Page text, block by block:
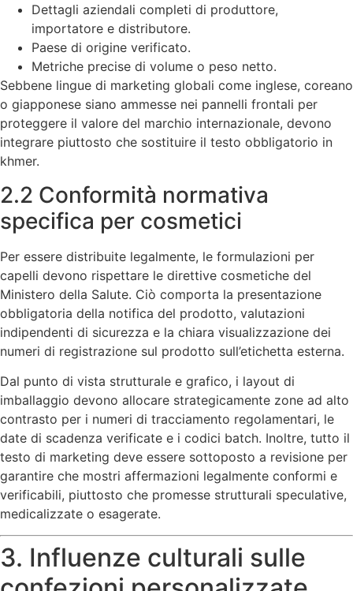
Dettagli aziendali completi di produttore,
importatore e distributore.
Paese di origine verificato.
Metriche precise di volume o peso netto.
Sebbene lingue di marketing globali come inglese, coreano
o giapponese siano ammesse nei pannelli frontali per
proteggere il valore del marchio internazionale, devono
integrare piuttosto che sostituire il testo obbligatorio in
khmer.
2.2 Conformità normativa
specifica per cosmetici
Per essere distribuite legalmente, le formulazioni per
capelli devono rispettare le direttive cosmetiche del
Ministero della Salute. Ciò comporta la presentazione
obbligatoria della notifica del prodotto, valutazioni
indipendenti di sicurezza e la chiara visualizzazione dei
numeri di registrazione sul prodotto sull’etichetta esterna.
Dal punto di vista strutturale e grafico, i layout di
imballaggio devono allocare strategicamente zone ad alto
contrasto per i numeri di tracciamento regolamentari, le
date di scadenza verificate e i codici batch. Inoltre, tutto il
testo di marketing deve essere sottoposto a revisione per
garantire che mostri affermazioni legalmente conformi e
verificabili, piuttosto che promesse strutturali speculative,
medicalizzate o esagerate.
3. Influenze culturali sulle